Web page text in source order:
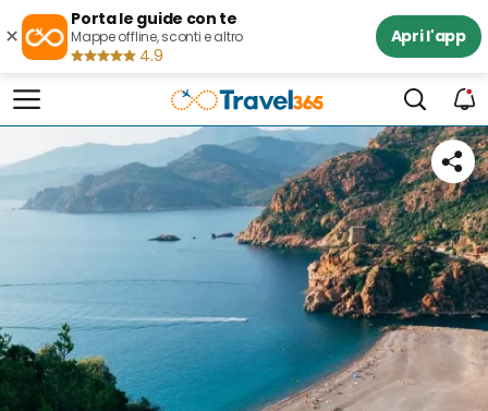
×
Porta le guide con te
Mappe offline, sconti e altro
4.9
Apri l'app